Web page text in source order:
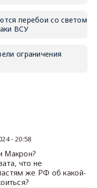
перебои со светом
ВСУ
ограничения
- 20:58
Макрон?
что не
же РФ об какой-